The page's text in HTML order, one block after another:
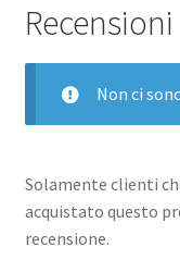
Recensioni
Non ci
Solamente clienti
acquistato questo
recensione.